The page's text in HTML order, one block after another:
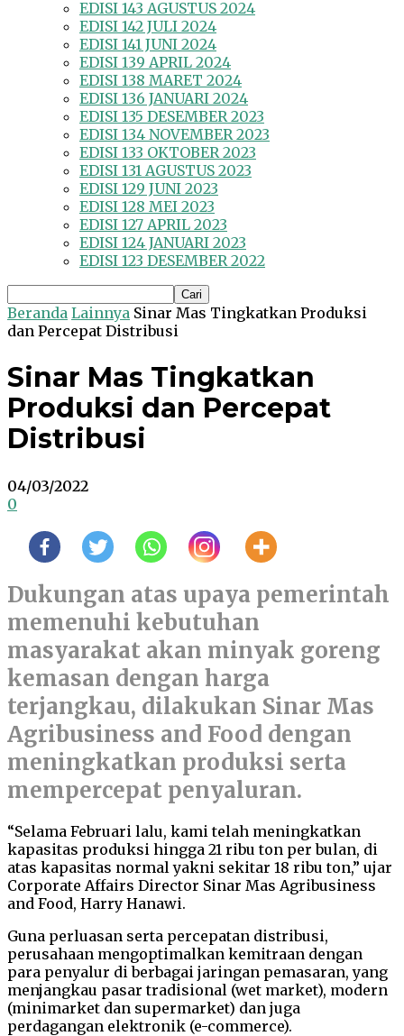
EDISI 143 AGUSTUS 2024
EDISI 142 JULI 2024
EDISI 141 JUNI 2024
EDISI 139 APRIL 2024
EDISI 138 MARET 2024
EDISI 136 JANUARI 2024
EDISI 135 DESEMBER 2023
EDISI 134 NOVEMBER 2023
EDISI 133 OKTOBER 2023
EDISI 131 AGUSTUS 2023
EDISI 129 JUNI 2023
EDISI 128 MEI 2023
EDISI 127 APRIL 2023
EDISI 124 JANUARI 2023
EDISI 123 DESEMBER 2022
Beranda Lainnya Sinar Mas Tingkatkan Produksi
dan Percepat Distribusi
Sinar Mas Tingkatkan
Produksi dan Percepat
Distribusi
04/03/2022
0
Dukungan atas upaya pemerintah
memenuhi kebutuhan
masyarakat akan minyak goreng
kemasan dengan harga
terjangkau, dilakukan Sinar Mas
Agribusiness and Food dengan
meningkatkan produksi serta
mempercepat penyaluran.
“Selama Februari lalu, kami telah meningkatkan
kapasitas produksi hingga 21 ribu ton per bulan, di
atas kapasitas normal yakni sekitar 18 ribu ton,” ujar
Corporate Affairs Director Sinar Mas Agribusiness
and Food, Harry Hanawi.
Guna perluasan serta percepatan distribusi,
perusahaan mengoptimalkan kemitraan dengan
para penyalur di berbagai jaringan pemasaran, yang
menjangkau pasar tradisional (wet market), modern
(minimarket dan supermarket) dan juga
perdagangan elektronik (e-commerce).